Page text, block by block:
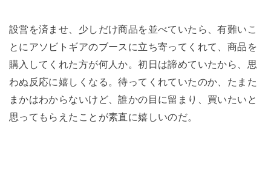
設営を済ませ、少しだけ商品を並べていたら、有難いこ
とにアソビトギアのブースに立ち寄ってくれて、商品を
購入してくれた方が何人か。初日は諦めていたから、思
わぬ反応に嬉しくなる。待ってくれていたのか、たまた
まかはわからないけど、誰かの目に留まり、買いたいと
思ってもらえたことが素直に嬉しいのだ。